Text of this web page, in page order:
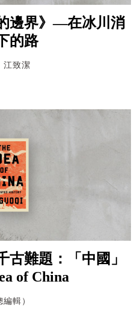
邊界》—在冰川消
的路
江致潔
古難題：「中國」
of China
輯）